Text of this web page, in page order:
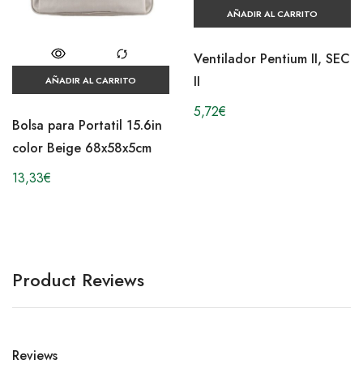
AÑADIR AL CARRITO
Bolsa para Portatil 15.6in
color Beige 68x58x5cm
13,33€
AÑADIR AL CARRITO
Ventilador Pentium II, SEC
II
5,72€
Product Reviews
Reviews